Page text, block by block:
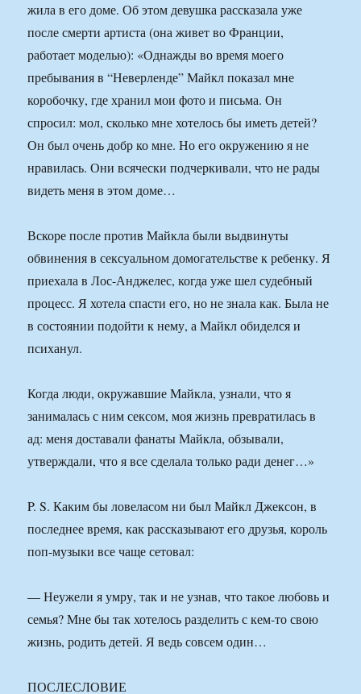
жила в его доме. Об этом девушка рассказала уже
после смерти артиста (она живет во Франции,
работает моделью): «Однажды во время моего
пребывания в “Неверленде” Майкл показал мне
коробочку, где хранил мои фото и письма. Он
спросил: мол, сколько мне хотелось бы иметь детей?
Он был очень добр ко мне. Но его окружению я не
нравилась. Они всячески подчеркивали, что не рады
видеть меня в этом доме…
Вскоре после против Майкла были выдвинуты
обвинения в сексуальном домогательстве к ребенку. Я
приехала в Лос-Анджелес, когда уже шел судебный
процесс. Я хотела спасти его, но не знала как. Была не
в состоянии подойти к нему, а Майкл обиделся и
психанул.
Когда люди, окружавшие Майкла, узнали, что я
занималась с ним сексом, моя жизнь превратилась в
ад: меня доставали фанаты Майкла, обзывали,
утверждали, что я все сделала только ради денег…»
P. S. Каким бы ловеласом ни был Майкл Джексон, в
последнее время, как рассказывают его друзья, король
поп-музыки все чаще сетовал:
— Неужели я умру, так и не узнав, что такое любовь и
семья? Мне бы так хотелось разделить с кем-то свою
жизнь, родить детей. Я ведь совсем один…
ПОСЛЕСЛОВИЕ